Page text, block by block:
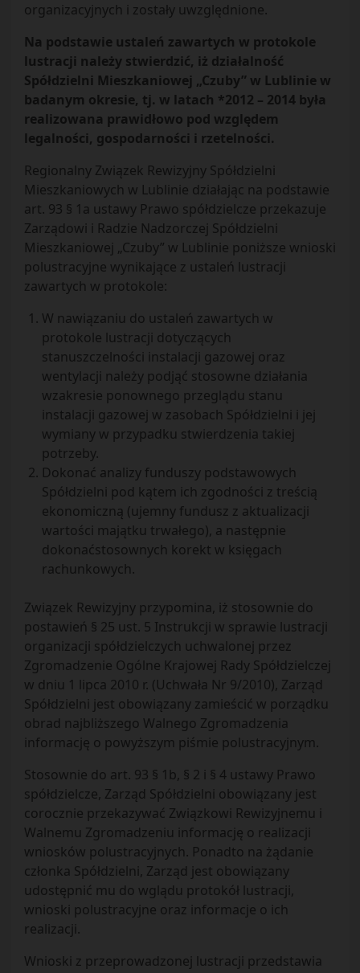
organizacyjnych i zostały uwzględnione.
Na podstawie ustaleń zawartych w protokole
lustracji należy stwierdzić, iż działalność
Spółdzielni Mieszkaniowej „Czuby” w Lublinie w
badanym okresie, tj. w latach *2012 – 2014 była
realizowana prawidłowo pod względem
legalności, gospodarności i rzetelności.
Regionalny Związek Rewizyjny Spółdzielni
Mieszkaniowych w Lublinie działając na podstawie
art. 93 § 1a ustawy Prawo spółdzielcze przekazuje
Zarządowi i Radzie Nadzorczej Spółdzielni
Mieszkaniowej „Czuby” w Lublinie poniższe wnioski
polustracyjne wynikające z ustaleń lustracji
zawartych w protokole:
W nawiązaniu do ustaleń zawartych w
protokole lustracji dotyczących
stanuszczelności instalacji gazowej oraz
wentylacji należy podjąć stosowne działania
wzakresie ponownego przeglądu stanu
instalacji gazowej w zasobach Spółdzielni i jej
wymiany w przypadku stwierdzenia takiej
potrzeby.
Dokonać analizy funduszy podstawowych
Spółdzielni pod kątem ich zgodności z treścią
ekonomiczną (ujemny fundusz z aktualizacji
wartości majątku trwałego), a następnie
dokonaćstosownych korekt w księgach
rachunkowych.
Związek Rewizyjny przypomina, iż stosownie do
postawień § 25 ust. 5 Instrukcji w sprawie lustracji
organizacji spółdzielczych uchwalonej przez
Zgromadzenie Ogólne Krajowej Rady Spółdzielczej
w dniu 1 lipca 2010 r. (Uchwała Nr 9/2010), Zarząd
Spółdzielni jest obowiązany zamieścić w porządku
obrad najbliższego Walnego Zgromadzenia
informację o powyższym piśmie polustracyjnym.
Stosownie do art. 93 § 1b, § 2 i § 4 ustawy Prawo
spółdzielcze, Zarząd Spółdzielni obowiązany jest
corocznie przekazywać Związkowi Rewizyjnemu i
Walnemu Zgromadzeniu informację o realizacji
wniosków polustracyjnych. Ponadto na żądanie
członka Spółdzielni, Zarząd jest obowiązany
udostępnić mu do wglądu protokół lustracji,
wnioski polustracyjne oraz informacje o ich
realizacji.
Wnioski z przeprowadzonej lustracji przedstawia